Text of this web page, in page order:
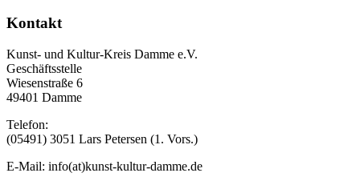
Kontakt
Kunst- und Kultur-Kreis Damme e.V.
Geschäftsstelle
Wiesenstraße 6
49401 Damme
Telefon:
(05491) 3051 Lars Petersen (1. Vors.)
E-Mail: info(at)kunst-kultur-damme.de